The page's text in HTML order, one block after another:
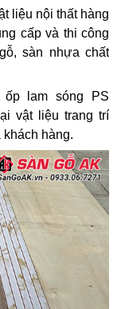
liệu nội thất hàng
cấp và thi công
sàn nhựa chất
ốp lam sóng PS
vật liệu trang trí
khách hàng.